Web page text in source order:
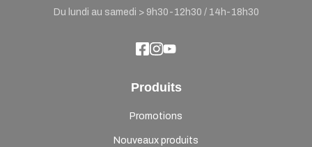
Du lundi au samedi > 9h30-12h30 / 14h-18h30
Produits
Promotions
Nouveaux produits